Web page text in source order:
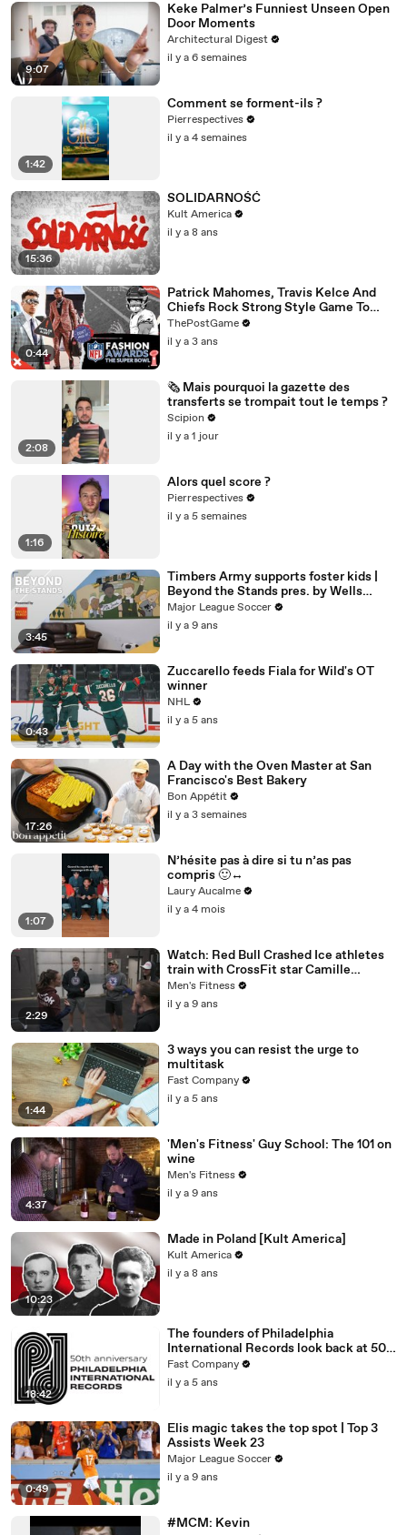
9:07
Keke Palmer’s Funniest Unseen Open
Door Moments
Architectural Digest
il y a 6 semaines
1:42
Comment se forment-ils ?
Pierrespectives
il y a 4 semaines
15:36
SOLIDARNOŚĆ
Kult America
il y a 8 ans
0:44
Patrick Mahomes, Travis Kelce And
Chiefs Rock Strong Style Game To
Super Bowl LVII
ThePostGame
il y a 3 ans
2:08
🗞️ Mais pourquoi la gazette des
transferts se trompait tout le temps ?
Scipion
il y a 1 jour
1:16
Alors quel score ?
Pierrespectives
il y a 5 semaines
3:45
Timbers Army supports foster kids |
Beyond the Stands pres. by Wells
Fargo
Major League Soccer
il y a 9 ans
0:43
Zuccarello feeds Fiala for Wild's OT
winner
NHL
il y a 5 ans
17:26
A Day with the Oven Master at San
Francisco's Best Bakery
Bon Appétit
il y a 3 semaines
1:07
N’hésite pas à dire si tu n’as pas
compris 🙂‍↔️
Laury Aucalme
il y a 4 mois
2:29
Watch: Red Bull Crashed Ice athletes
train with CrossFit star Camille
Leblanc-Bazinet
Men's Fitness
il y a 9 ans
1:44
3 ways you can resist the urge to
multitask
Fast Company
il y a 5 ans
4:37
'Men's Fitness' Guy School: The 101 on
wine
Men's Fitness
il y a 9 ans
10:23
Made in Poland [Kult America]
Kult America
il y a 8 ans
18:42
The founders of Philadelphia
International Records look back at 50
years of Philly Soul
Fast Company
il y a 5 ans
0:49
Elis magic takes the top spot | Top 3
Assists Week 23
Major League Soccer
il y a 9 ans
#MCM: Kevin